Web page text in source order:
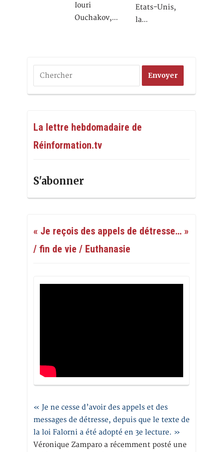
Iouri
Ouchakov,…
Etats-Unis,
la…
La lettre hebdomadaire de
Réinformation.tv
S'abonner
« Je reçois des appels de détresse… »
/ fin de vie / Euthanasie
« Je ne cesse d’avoir des appels et des
messages de détresse, depuis que le texte de
la loi Falorni a été adopté en 3e lecture. »
Véronique Zamparo a récemment posté une